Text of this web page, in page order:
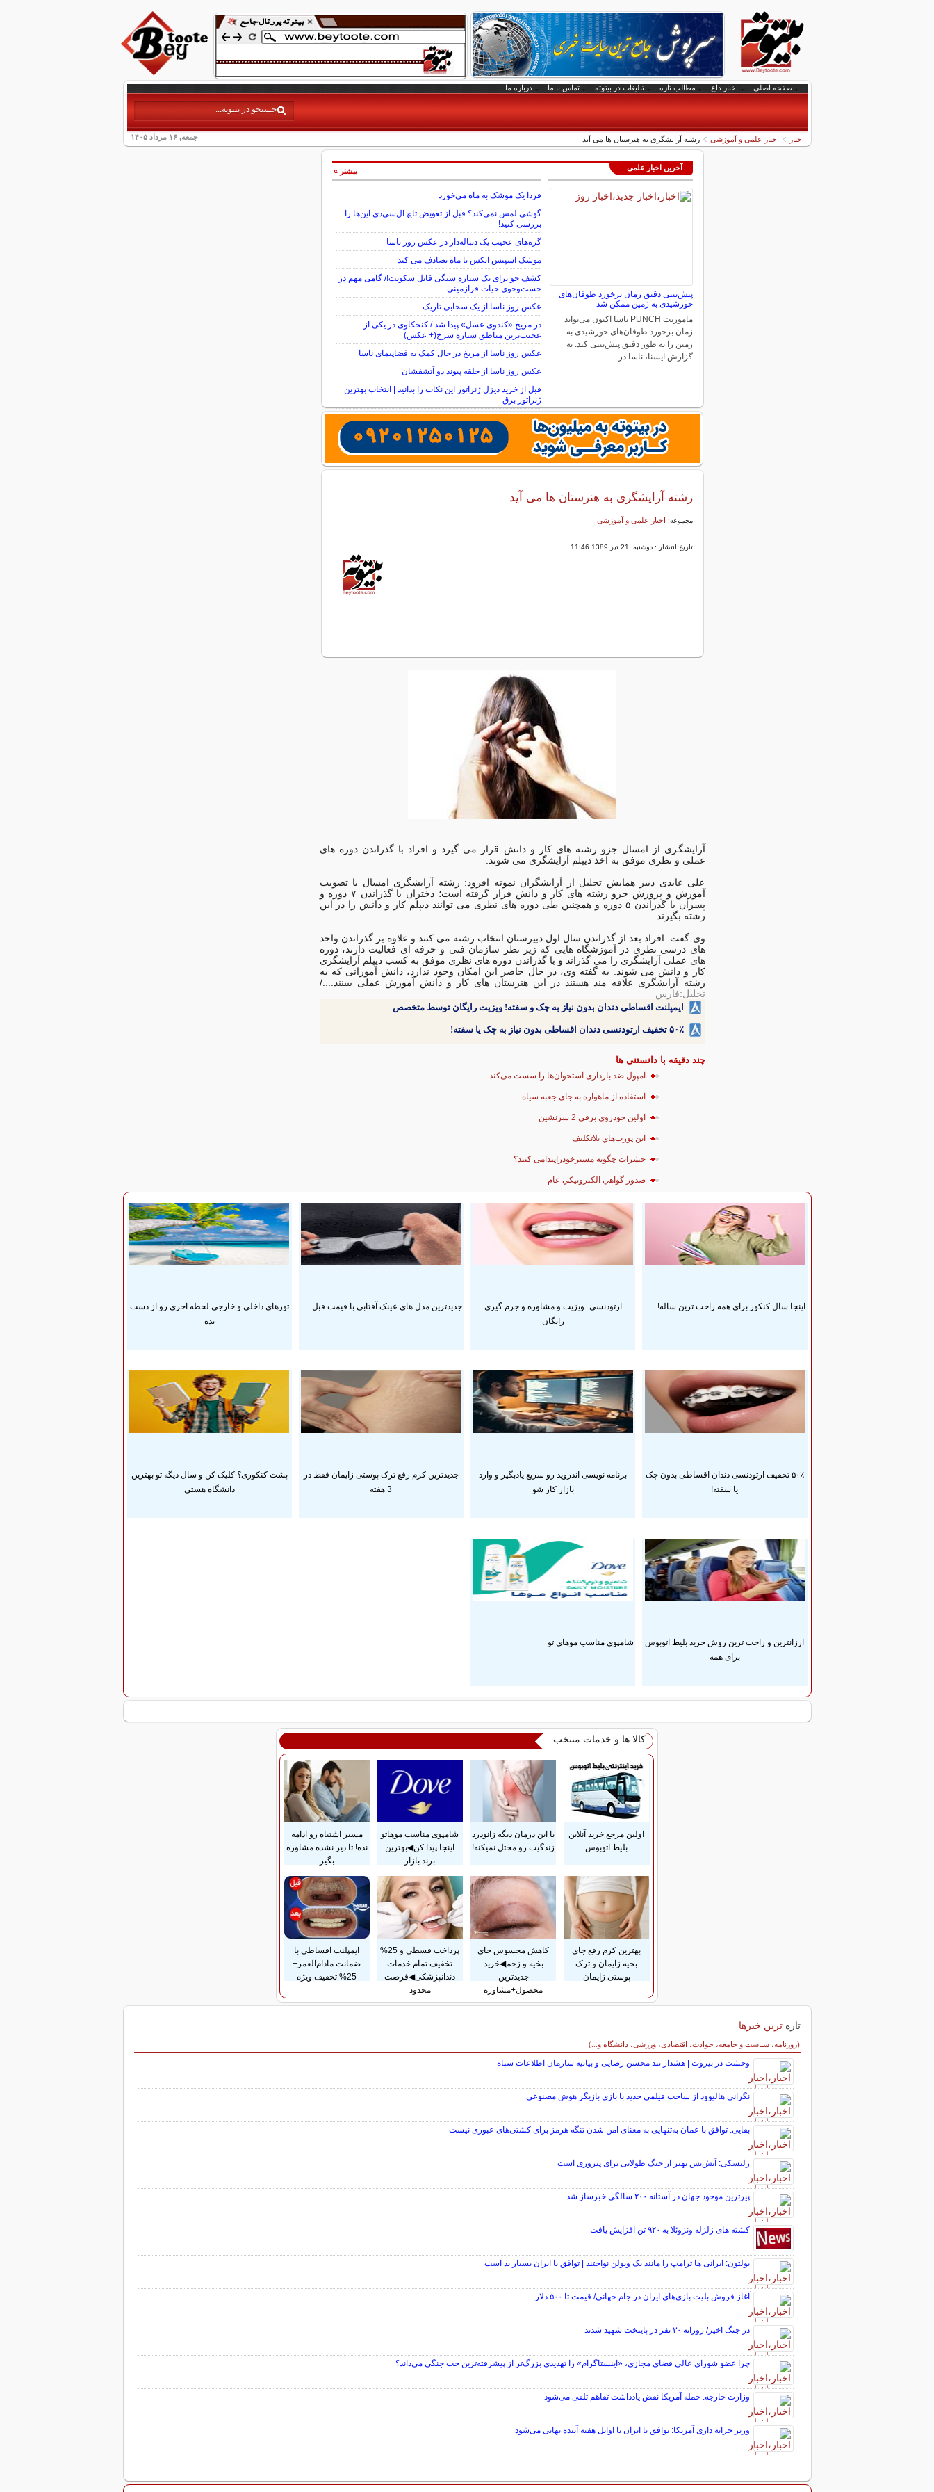
صفحه اصلی اخبار داغ مطالب تازه تبلیغات در بیتوته تماس با ما درباره ما
جمعه, ۱۶ مرداد ۱۴۰۵ اخبار اخبار علمی و آموزشی رشته آرایشگری به هنرستان ها می آید
آخرین اخبار علمی
پیش‌بینی دقیق زمان برخورد طوفان‌های
خورشیدی به زمین ممکن شد
ماموریت PUNCH ناسا اکنون می‌تواند
زمان برخورد طوفان‌های خورشیدی به
زمین را به طور دقیق پیش‌بینی کند. به
گزارش ایسنا، ناسا در…
فردا یک موشک به ماه می‌خورد
گوشی لمس نمی‌کند؟ قبل از تعویض تاچ ال‌سی‌دی این‌ها را
بررسی کنید!
گره‌های عجیب یک دنباله‌دار در عکس روز ناسا
موشک اسپیس ایکس با ماه تصادف می کند
کشف جو برای یک سیاره سنگی قابل سکونت!/ گامی مهم در
جست‌وجوی حیات فرازمینی
عکس روز ناسا از یک سحابی تاریک
در مریخ «کندوی عسل» پیدا شد / کنجکاوی در یکی از
عجیب‌ترین مناطق سیاره سرخ(+ عکس)
عکس روز ناسا از مریخ در حال کمک به فضاپیمای ناسا
عکس روز ناسا از حلقه پیوند دو آتشفشان
قبل از خرید دیزل ژنراتور این نکات را بدانید | انتخاب بهترین
ژنراتور برق
بیشتر »
رشته آرایشگری به هنرستان ها می آید
مجموعه: اخبار علمی و آموزشی
تاریخ انتشار : دوشنبه, 21 تیر 1389 11:46
آرایشگری از امسال جزو رشته های كار و دانش قرار می گیرد و افراد با گذراندن دوره های
عملی و نظری موفق به اخذ دیپلم آرایشگری می شوند.
علی عابدی دبیر همایش تجلیل از آرایشگران نمونه افزود: رشته آرایشگری امسال با تصویب
آموزش و پرورش جزو رشته های كار و دانش قرار گرفته است؛ دختران با گذراندن ۷ دوره و
پسران با گذراندن ۵ دوره و همچنین طی دوره های نظری می توانند دیپلم كار و دانش را در این
رشته بگیرند.
وی گفت: افراد بعد از گذراندن سال اول دبیرستان انتخاب رشته می كنند و علاوه بر گذراندن واحد
های درسی نظری در آموزشگاه هایی كه زیر نظر سازمان فنی و حرفه ای فعالیت دارند، دوره
های عملی آرایشگری را می گذراند و با گذراندن دوره های نظری موفق به كسب دیپلم آرایشگری
كار و دانش می شوند. به گفته وی، در حال حاضر این امكان وجود ندارد، دانش آموزانی كه به
رشته آرایشگری علاقه مند هستند در این هنرستان های كار و دانش آموزش عملی ببینند..../
تحلیل:فارس
ایمپلنت اقساطی دندان بدون نیاز به چک و سفته! ویزیت رایگان توسط متخصص
۵۰٪ تخفیف ارتودنسی دندان اقساطی بدون نیاز به چک یا سفته!
چند دقیقه با دانستنی ها
آمپول ضد بارداری استخوان‌ها را سست می‌كند
استفاده از ماهواره به جای جعبه سیاه
اولین خودروی برقی 2 سرنشین
اين پورت‌هاي بلاتکليف
حشرات چگونه مسیرخودراپیدامی کنند؟
صدور گواهي الکترونيکي عام
اینجا سال کنکور برای همه راحت ترین ساله!
ارتودنسی+ویزیت و مشاوره و جرم گیری
رایگان
جدیدترین مدل های عینک آفتابی با قیمت قبل
تورهای داخلی و خارجی لحظه آخری رو از دست
نده
۵۰٪ تخفیف ارتودنسی دندان اقساطی بدون چک
یا سفته!
برنامه نویسی اندروید رو سریع یادبگیر و وارد
بازار کار شو
جدیدترین کرم رفع ترک پوستی زایمان فقط در
3 هفته
پشت کنکوری؟ کلیک کن و سال دیگه تو بهترین
دانشگاه هستی
ارزانترین و راحت ترین روش خرید بلیط اتوبوس
برای همه
شامپوی مناسب موهای تو
کالا ها و خدمات منتخب
اولین مرجع خرید آنلاین
بلیط اتوبوس
با این درمان دیگه زانودرد
زندگیت رو مختل نمیکنه!
شامپوی مناسب موهاتو
اینجا پیدا کن◀بهترین
برند بازار
مسیر اشتباه رو ادامه
نده! تا دیر نشده مشاوره
بگیر
بهترین کرم رفع جای
بخیه زایمان و ترک
پوستی زایمان
کاهش محسوس جای
بخیه و زخم◀خرید
جدیدترین
محصول+مشاوره
پرداخت قسطی و 25%
تخفیف تمام خدمات
دندانپزشکی◀فرصت
محدود
ایمپلنت اقساطی با
ضمانت مادام‌العمر+
25% تخفیف ویژه
تازه ترین خبرها
(روزنامه، سیاست و جامعه، حوادث، اقتصادی، ورزشی، دانشگاه و...)
سایر خبرهای داغ
وحشت در بیروت | هشدار تند محسن رضایی و بیانیه سازمان اطلاعات سپاه
نگرانی هالیوود از ساخت فیلمی جدید با بازی بازیگر هوش مصنوعی
بقایی: توافق با عمان به‌تنهایی به معنای امن شدن تنگه هرمز برای کشتی‌های عبوری نیست
زلنسکی: آتش‌بس بهتر از جنگ طولانی برای پیروزی است
پیرترین موجود جهان در آستانه ۲۰۰ سالگی خبرساز شد
کشته های زلزله ونزوئلا به ۹۲۰ تن افزایش یافت
بولتون: ایرانی ها ترامپ را مانند یک ویولن نواختند | توافق با ایران بسیار بد است
آغاز فروش بلیت بازی‌های ایران در جام جهانی/ قیمت تا ۵۰۰ دلار
در جنگ اخیر/ روزانه ۳۰ نفر در پایتخت شهید شدند
چرا عضو شورای عالی فضاي مجازی، «اينستاگرام» را تهديدی بزرگ‌تر از پيشرفته‌ترين جت جنگی می‌داند؟
وزارت خارجه: حمله آمریکا نقض یادداشت تفاهم تلقی می‌شود
وزیر خزانه داری آمریکا: توافق با ایران تا اوایل هفته آینده نهایی می‌شود